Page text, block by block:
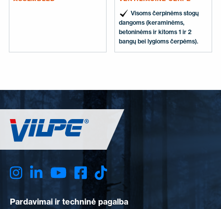
Visoms čerpinėms stogų
dangoms (keraminėms,
betoninėms ir kitoms 1 ir 2
bangų bei lygioms čerpėms).
Pardavimai ir techninė pagalba